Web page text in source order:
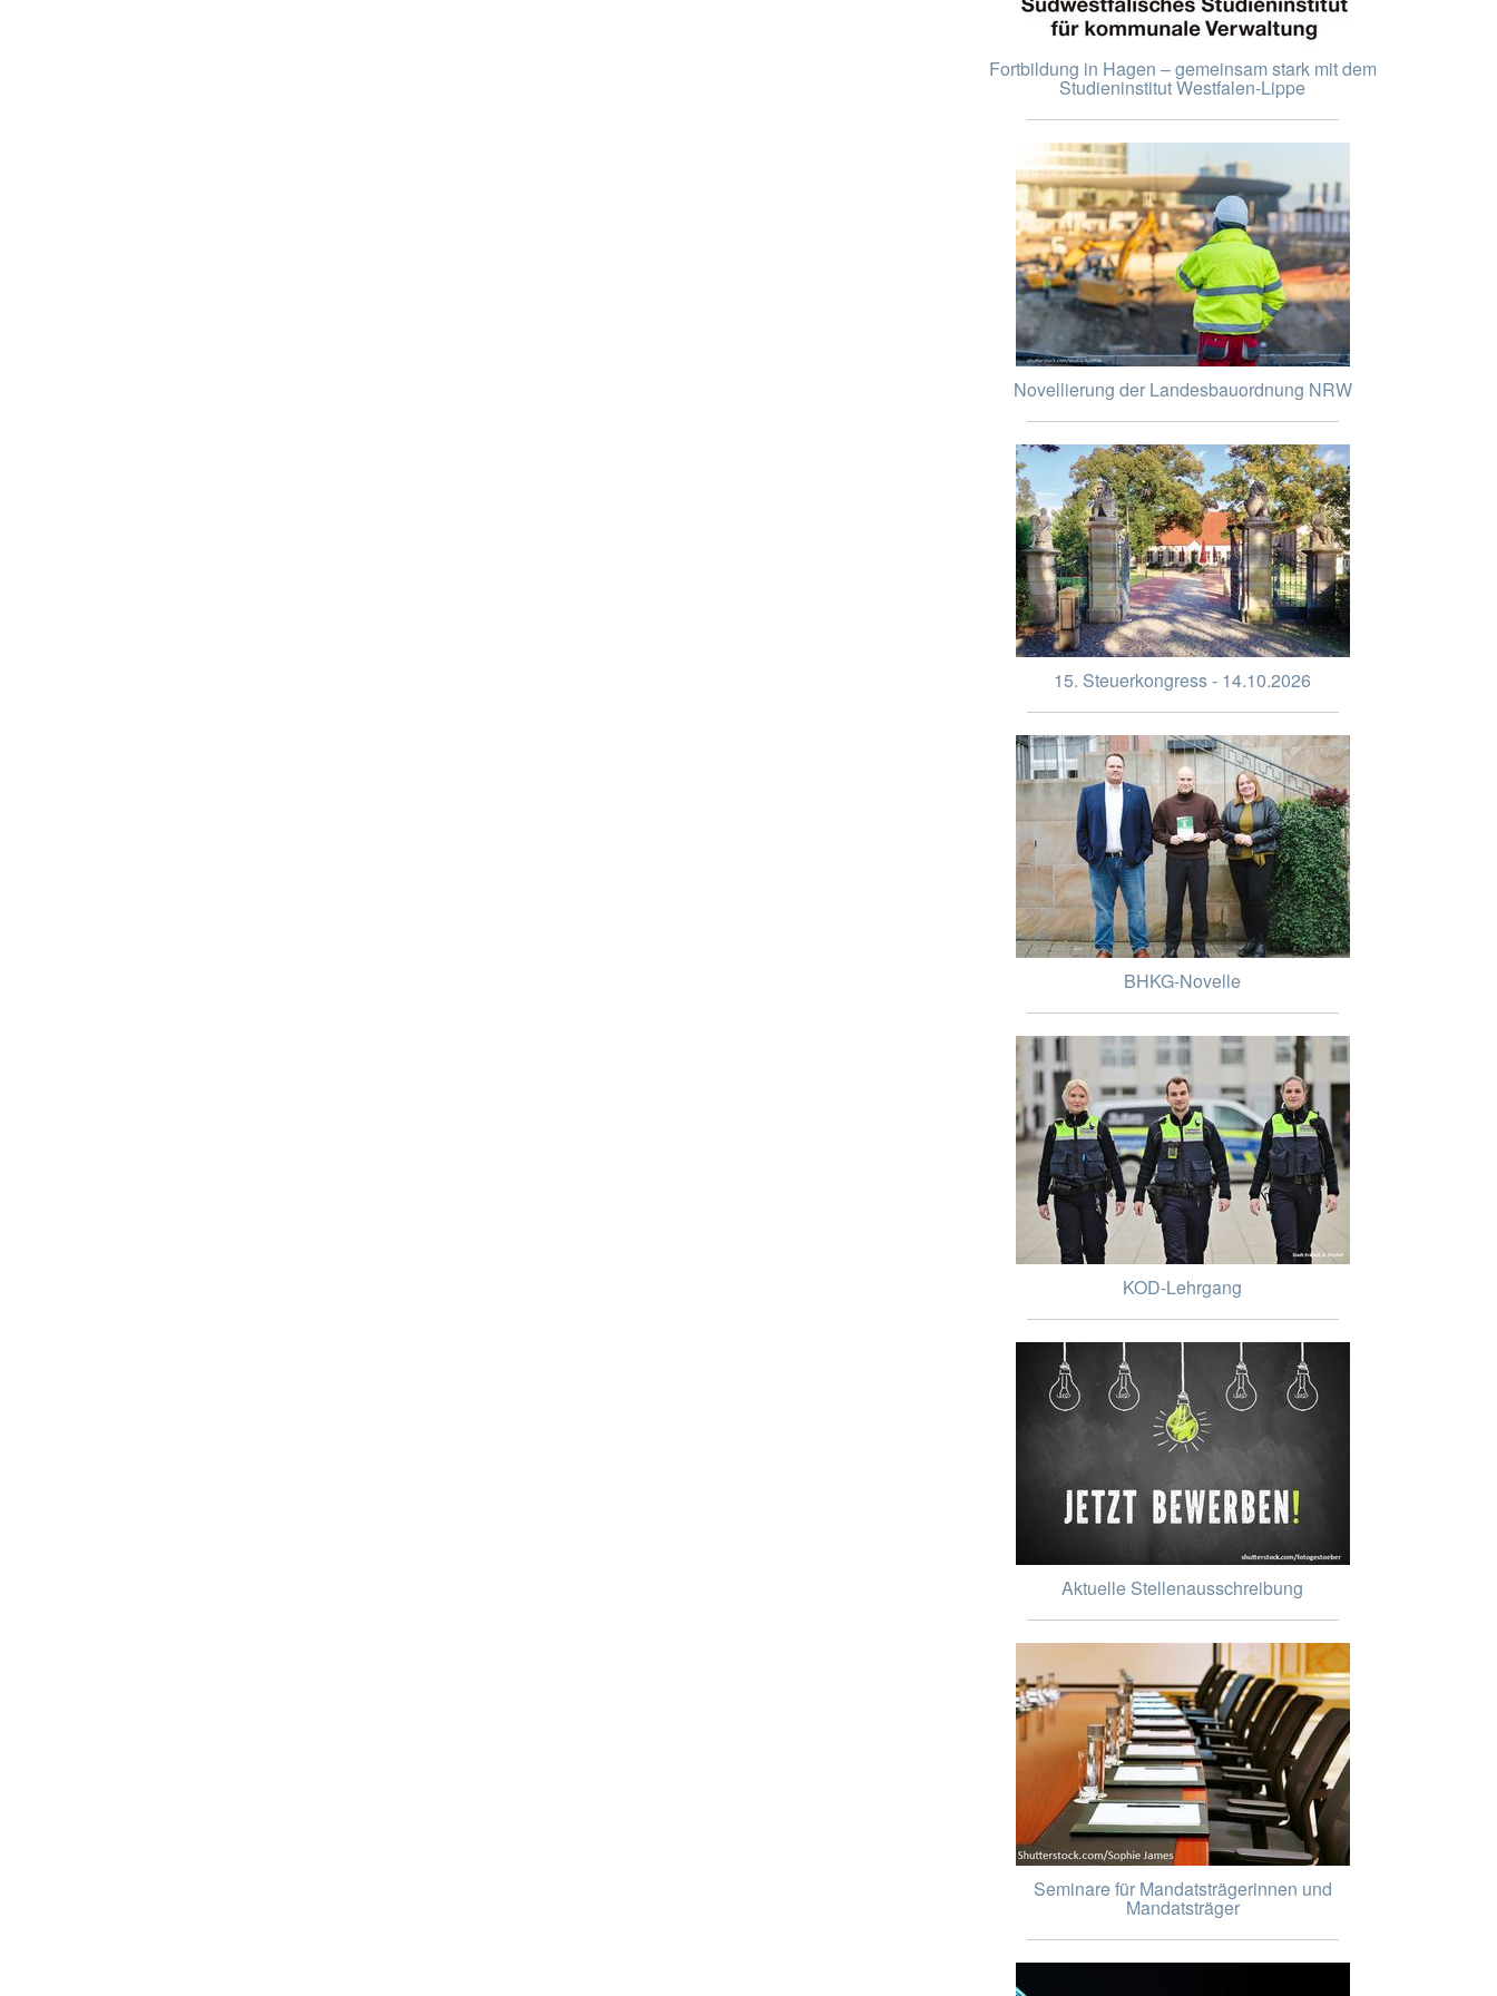
Fortbildung in Hagen – gemeinsam stark mit dem
Studieninstitut Westfalen-Lippe
Novellierung der Landesbauordnung NRW
15. Steuerkongress - 14.10.2026
BHKG-Novelle
KOD-Lehrgang
Aktuelle Stellenausschreibung
Seminare für Mandatsträgerinnen und
Mandatsträger